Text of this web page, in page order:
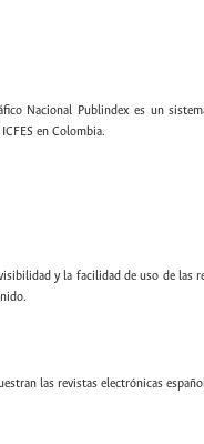
Nacional Publindex es un
en Colombia.
y la facilidad de uso de las
las revistas electrónicas